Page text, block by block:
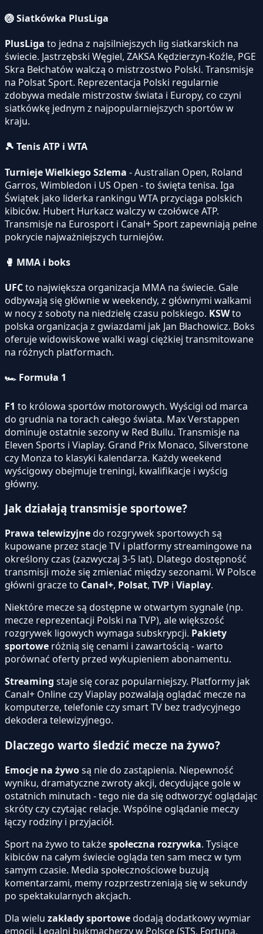
🏐Siatkówka PlusLiga
PlusLiga to jedna z najsilniejszych lig siatkarskich na
świecie. Jastrzębski Węgiel, ZAKSA Kędzierzyn-Koźle, PGE
Skra Bełchatów walczą o mistrzostwo Polski. Transmisje
na Polsat Sport. Reprezentacja Polski regularnie
zdobywa medale mistrzostw świata i Europy, co czyni
siatkówkę jednym z najpopularniejszych sportów w
kraju.
🎾 Tenis ATP i WTA
Turnieje Wielkiego Szlema - Australian Open, Roland
Garros, Wimbledon i US Open - to święta tenisa. Iga
Świątek jako liderka rankingu WTA przyciąga polskich
kibiców. Hubert Hurkacz walczy w czołówce ATP.
Transmisje na Eurosport i Canal+ Sport zapewniają pełne
pokrycie najważniejszych turniejów.
🥊 MMA i boks
UFCto największa organizacja MMA na świecie. Gale
odbywają się głównie w weekendy, z głównymi walkami
w nocy z soboty na niedzielę czasu polskiego. KSWto
polska organizacja z gwiazdami jak Jan Błachowicz. Boks
oferuje widowiskowe walki wagi ciężkiej transmitowane
na różnych platformach.
🏎️ Formuła 1
F1 to królowa sportów motorowych. Wyścigi od marca
do grudnia na torach całego świata. Max Verstappen
dominuje ostatnie sezony w Red Bullu. Transmisje na
Eleven Sports i Viaplay. Grand Prix Monaco, Silverstone
czy Monza to klasyki kalendarza. Każdy weekend
wyścigowy obejmuje treningi, kwalifikacje i wyścig
główny.
Jak działają transmisje sportowe?
Prawa telewizyjnedo rozgrywek sportowych są
kupowane przez stacje TV i platformy streamingowe na
określony czas (zazwyczaj 3-5 lat). Dlatego dostępność
transmisji może się zmieniać między sezonami. W Polsce
główni gracze to Canal+, Polsat, TVP i Viaplay.
Niektóre mecze są dostępne w otwartym sygnale (np.
mecze reprezentacji Polski na TVP), ale większość
rozgrywek ligowych wymaga subskrypcji. Pakiety
sportowe różnią się cenami i zawartością - warto
porównać oferty przed wykupieniem abonamentu.
Streaming staje się coraz popularniejszy. Platformy jak
Canal+ Online czy Viaplay pozwalają oglądać mecze na
komputerze, telefonie czy smart TV bez tradycyjnego
dekodera telewizyjnego.
Dlaczego warto śledzić mecze na żywo?
Emocje na żywosą nie do zastąpienia. Niepewność
wyniku, dramatyczne zwroty akcji, decydujące gole w
ostatnich minutach - tego nie da się odtworzyć oglądając
skróty czy czytając relacje. Wspólne oglądanie meczy
łączy rodziny i przyjaciół.
Sport na żywo to takżespołeczna rozrywka. Tysiące
kibiców na całym świecie ogląda ten sam mecz w tym
samym czasie. Media społecznościowe buzują
komentarzami, memy rozprzestrzeniają się w sekundy
po spektakularnych akcjach.
Dla wielu zakłady sportowedodają dodatkowy wymiar
emocji. Legalni bukmacherzy w Polsce (STS, Fortuna,